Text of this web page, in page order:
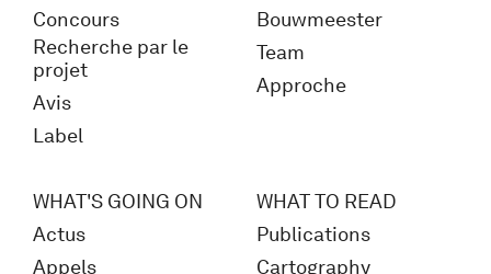
Concours
Recherche par le
projet
Avis
Label
Bouwmeester
Team
Approche
WHAT'S GOING ON
Actus
Appels
WHAT TO READ
Publications
Cartography